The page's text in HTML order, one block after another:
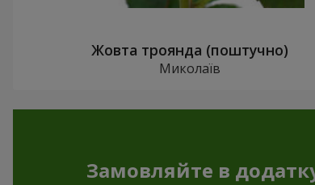
Жовта троянда (поштучно)
Миколаїв
Замовляйте в